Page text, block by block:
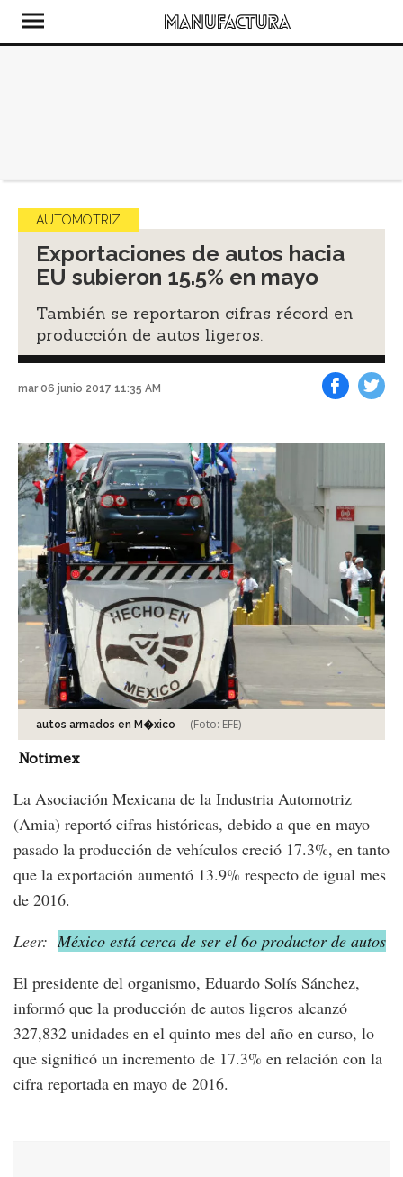
AUTOMOTRIZ
Exportaciones de autos hacia
EU subieron 15.5% en mayo
También se reportaron cifras récord en
producción de autos ligeros.
mar 06 junio 2017 11:35 AM
autos armados en M�xico - (Foto: EFE)
Notimex
La Asociación Mexicana de la Industria Automotriz
(Amia) reportó cifras históricas, debido a que en mayo
pasado la producción de vehículos creció 17.3%, en tanto
que la exportación aumentó 13.9% respecto de igual mes
de 2016.
Leer: México está cerca de ser el 6o productor de autos
El presidente del organismo, Eduardo Solís Sánchez,
informó que la producción de autos ligeros alcanzó
327,832 unidades en el quinto mes del año en curso, lo
que significó un incremento de 17.3% en relación con la
cifra reportada en mayo de 2016.